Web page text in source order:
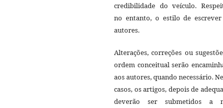
credibilidade do veículo.
no entanto, o estilo de
autores.
Alterações, correções ou
ordem conceitual serão
aos autores, quando necessário.
casos, os artigos, depois de
deverão ser submetidos a